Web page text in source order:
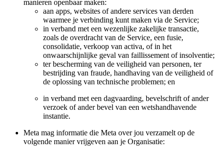
manieren openbaar maken:
aan apps, websites of andere services van derden
waarmee je verbinding kunt maken via de Service;
in verband met een wezenlijke zakelijke transactie,
zoals de overdracht van de Service, een fusie,
consolidatie, verkoop van activa, of in het
onwaarschijnlijke geval van faillissement of insolventie;
ter bescherming van de veiligheid van personen, ter
bestrijding van fraude, handhaving van de veiligheid of
de oplossing van technische problemen; en
in verband met een dagvaarding, bevelschrift of ander
verzoek of ander bevel van een wetshandhavende
instantie.
Meta mag informatie die Meta over jou verzamelt op de
volgende manier vrijgeven aan je Organisatie: